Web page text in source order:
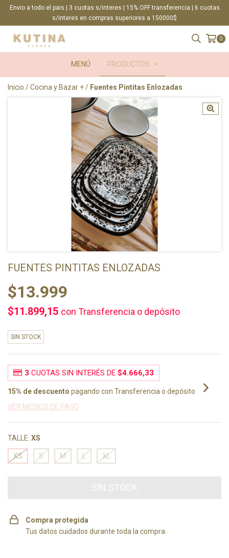
Envio a todo el pais | 3 cuotas s/interes | 15% OFF transferencia | 6 cuotas
s/interes en compras superiores a 150000$
0
MENÚ PRODUCTOS
Inicio /Cocina y Bazar +/ Fuentes Pintitas Enlozadas
FUENTES PINTITAS ENLOZADAS
$13.999
$11.899,15 con Transferencia o depósito
SIN STOCK
3 CUOTAS SIN INTERÉS DE $4.666,33
15% de descuento pagando con Transferencia o depósito
VER MEDIOS DE PAGO
TALLE: XS
XS S M L XL
Compra protegida
Tus datos cuidados durante toda la compra.